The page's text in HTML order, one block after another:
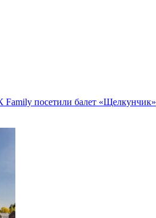
посетили балет «Щелкунчик»